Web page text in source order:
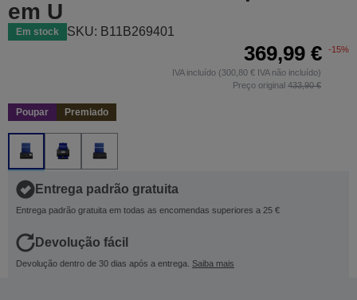
em U
Em stock SKU: B11B269401
369,99 € -15%
IVA incluído (300,80 € IVA não incluído)
Preço original 433,90 €
Poupar Premiado
Entrega padrão gratuita
Entrega padrão gratuita em todas as encomendas superiores a 25 €
Devolução fácil
Devolução dentro de 30 dias após a entrega. Saiba mais